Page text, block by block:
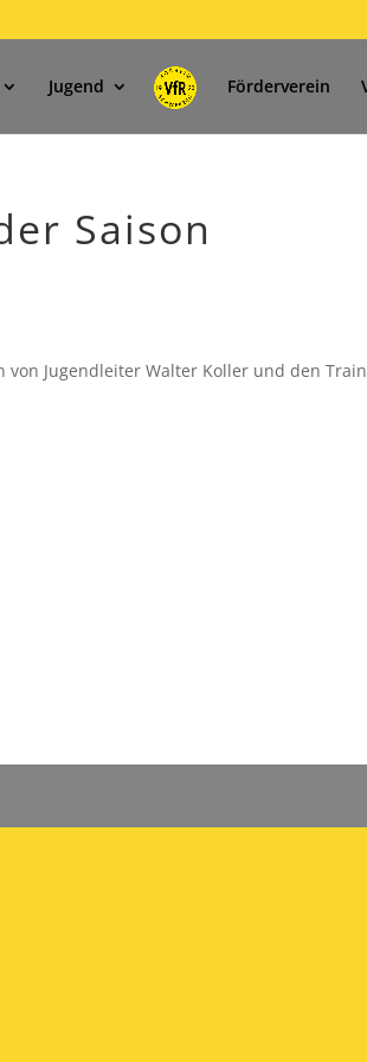
Jugend Förderverein
Saison
Jugendleiter Walter Koller und den